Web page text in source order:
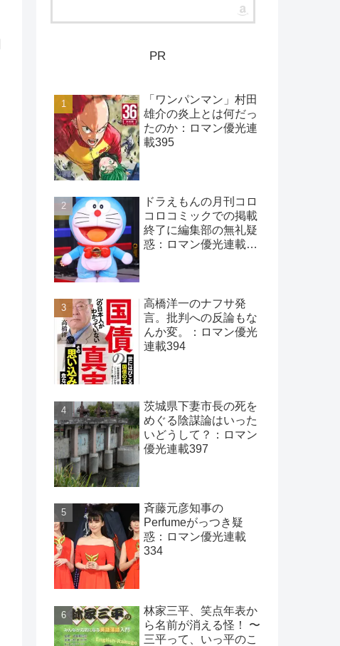
PR
「ワンパンマン」村田
雄介の炎上とは何だっ
たのか：ロマン優光連
載395
ドラえもんの月刊コロ
コロコミックでの掲載
終了に編集部の無礼疑
惑：ロマン優光連載
高橋洋一のナフサ発
言。批判への反論もな
んか変。：ロマン優光
連載394
茨城県下妻市長の死を
めぐる陰謀論はいった
いどうして？：ロマン
優光連載397
斉藤元彦知事の
Perfumeがっつき疑
惑：ロマン優光連載
334
林家三平、笑点年表か
ら名前が消える怪！ 〜
三平って、いっ平のこ